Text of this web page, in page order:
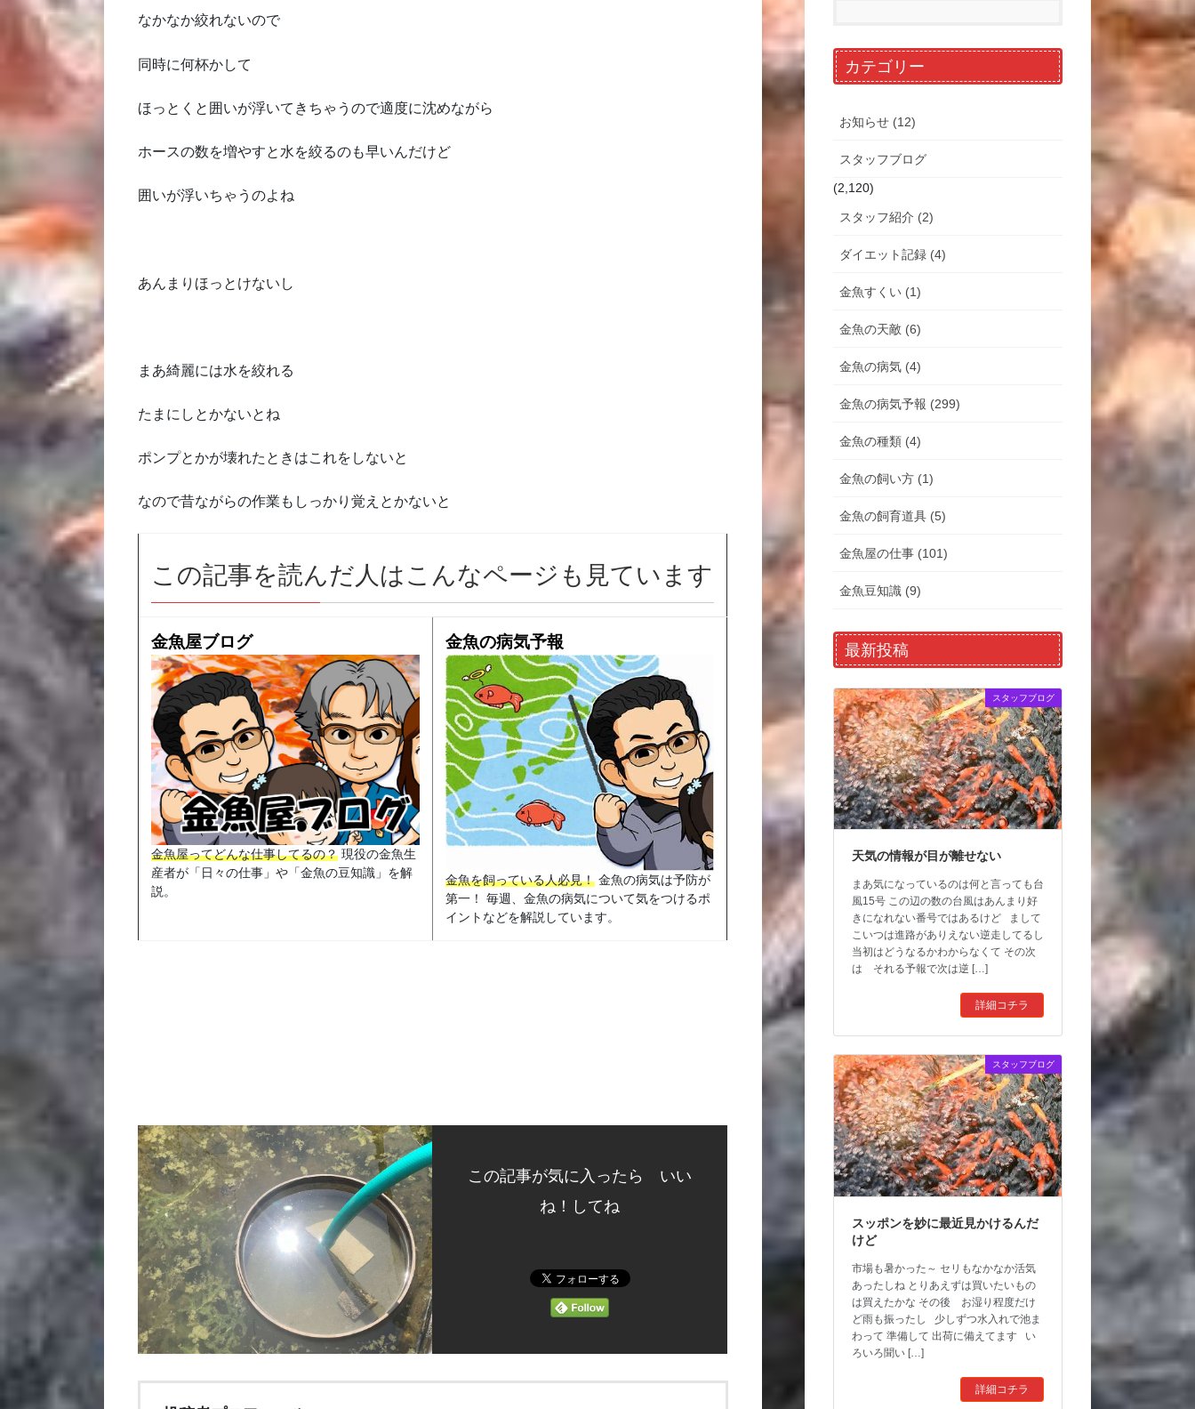
なかなか絞れないので
同時に何杯かして
ほっとくと囲いが浮いてきちゃうので適度に沈めながら
ホースの数を増やすと水を絞るのも早いんだけど
囲いが浮いちゃうのよね
あんまりほっとけないし
まあ綺麗には水を絞れる
たまにしとかないとね
ポンプとかが壊れたときはこれをしないと
なので昔ながらの作業もしっかり覚えとかないと
この記事を読んだ人はこんなページも見ています
金魚屋ブログ
金魚屋ってどんな仕事してるの？ 現役の金魚生
産者が「日々の仕事」や「金魚の豆知識」を解
説。
金魚の病気予報
金魚を飼っている人必見！ 金魚の病気は予防が
第一！ 毎週、金魚の病気について気をつけるポ
イントなどを解説しています。
この記事が気に入ったら いい
ね！してね
カテゴリー
お知らせ (12)
スタッフブログ
(2,120)
スタッフ紹介 (2)
ダイエット記録 (4)
金魚すくい (1)
金魚の天敵 (6)
金魚の病気 (4)
金魚の病気予報 (299)
金魚の種類 (4)
金魚の飼い方 (1)
金魚の飼育道具 (5)
金魚屋の仕事 (101)
金魚豆知識 (9)
最新投稿
スタッフブログ
天気の情報が目が離せない
まあ気になっているのは何と言っても台
風15号 この辺の数の台風はあんまり好
きになれない番号ではあるけど まして
こいつは進路がありえない逆走してるし
当初はどうなるかわからなくて その次
は それる予報で次は逆 […]
詳細コチラ
スタッフブログ
スッポンを妙に最近見かけるんだ
けど
市場も暑かった～ セリもなかなか活気
あったしね とりあえずは買いたいもの
は買えたかな その後 お湿り程度だけ
ど雨も振ったし 少しずつ水入れで池ま
わって 準備して 出荷に備えてます い
ろいろ聞い […]
詳細コチラ